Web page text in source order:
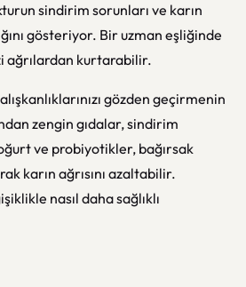
sindirim sorunları ve karın
gösteriyor. Bir uzman eşliğinde
ağrılardan kurtarabilir.
gözden geçirmenin
zengin gıdalar, sindirim
ve probiyotikler, bağırsak
karın ağrısını azaltabilir.
nasıl daha sağlıklı